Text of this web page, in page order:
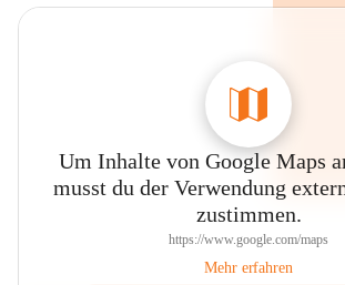
Um Inhalte von Google Maps
musst du der Verwendung
zustimmen.
https://www.google.com/maps
Mehr erfahren